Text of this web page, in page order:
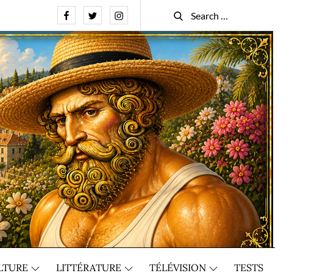
FacebookTwitterInstagram
Search
for:
Search
LITTÉRATURE TÉLÉVISION TESTS